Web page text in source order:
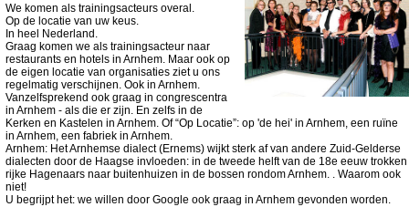
We komen als trainingsacteurs overal.
Op de locatie van uw keus.
In heel Nederland.
Graag komen we als trainingsacteur naar
restaurants en hotels in Arnhem. Maar ook op
de eigen locatie van organisaties ziet u ons
regelmatig verschijnen. Ook in Arnhem.
Vanzelfsprekend ook graag in congrescentra
in Arnhem - als die er zijn. En zelfs in de
Kerken en Kastelen in Arnhem. Of “Op Locatie”: op 'de hei' in Arnhem, een ruïne
in Arnhem, een fabriek in Arnhem.
Arnhem: Het Arnhemse dialect (Ernems) wijkt sterk af van andere Zuid-Gelderse
dialecten door de Haagse invloeden: in de tweede helft van de 18e eeuw trokken
rijke Hagenaars naar buitenhuizen in de bossen rondom Arnhem. . Waarom ook
niet!
U begrijpt het: we willen door Google ook graag in Arnhem gevonden worden.